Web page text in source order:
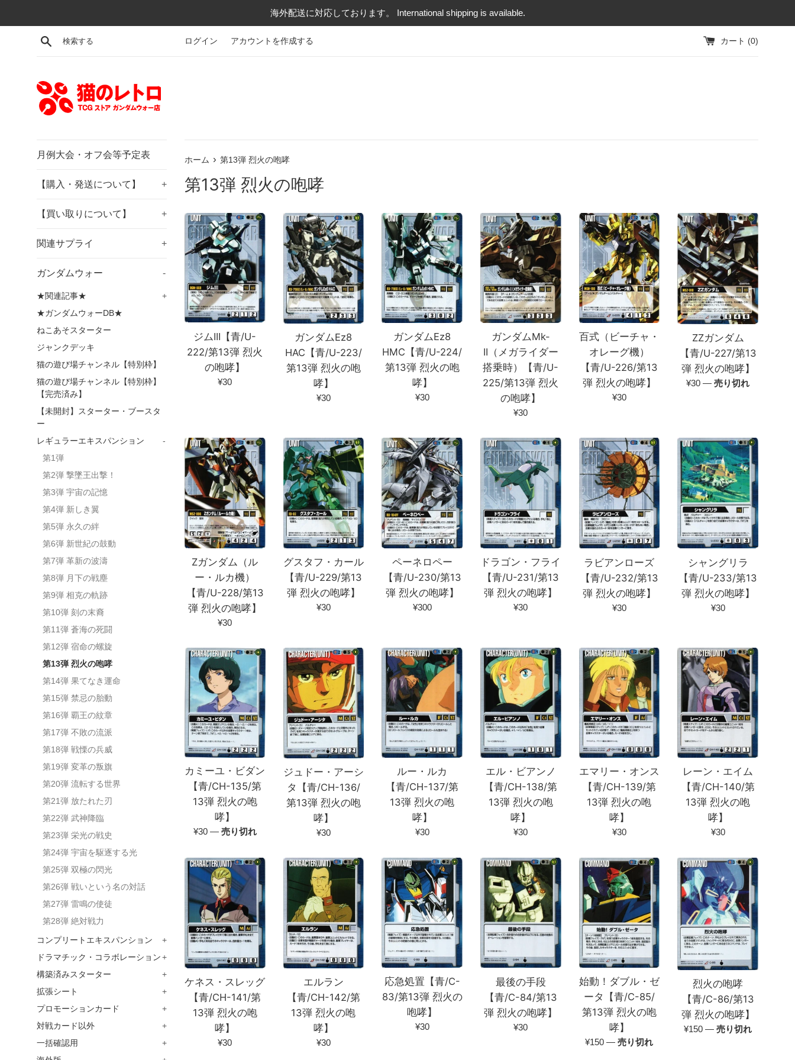
海外配送に対応しております。 International shipping is available.
検索する ログイン アカウントを作成する カート (0)
月例大会・オフ会等予定表
【購入・発送について】 +
【買い取りについて】 +
関連サプライ +
ガンダムウォー -
★関連記事★
+
★ガンダムウォーDB★
ねこあそスターター
ジャンクデッキ
猫の遊び場チャンネル【特別枠】
猫の遊び場チャンネル【特別枠】
【完売済み】
【未開封】スターター・ブースタ
ー
レギュラーエキスパンション
-
第1弾
第2弾 撃墜王出撃！
第3弾 宇宙の記憶
第4弾 新しき翼
第5弾 永久の絆
第6弾 新世紀の鼓動
第7弾 革新の波濤
第8弾 月下の戦塵
第9弾 相克の軌跡
第10弾 刻の末裔
第11弾 蒼海の死闘
第12弾 宿命の螺旋
第13弾 烈火の咆哮
第14弾 果てなき運命
第15弾 禁忌の胎動
第16弾 覇王の紋章
第17弾 不敗の流派
第18弾 戦慄の兵威
第19弾 変革の叛旗
第20弾 流転する世界
第21弾 放たれた刃
第22弾 武神降臨
第23弾 栄光の戦史
第24弾 宇宙を駆逐する光
第25弾 双極の閃光
第26弾 戦いという名の対話
第27弾 雷鳴の使徒
第28弾 絶対戦力
コンプリートエキスパンション
+
ドラマチック・コラボレーション +
構築済みスターター
+
拡張シート
+
プロモーションカード
+
対戦カード以外
+
一括確認用
+
ホーム › 第13弾 烈火の咆哮
第13弾 烈火の咆哮
ジムIII【青/U-
222/第13弾 烈火
の咆哮】
通
¥30
ガンダムEz8
HAC【青/U-223/
第13弾 烈火の咆
哮】
通
格
¥30
ガンダムEz8
HMC【青/U-224/
第13弾 烈火の咆
哮】
通
格
¥30
ガンダムMk-
II（メガライダー
搭乗時）【青/U-
225/第13弾 烈火
の咆哮】
通
価
格
¥30
百式（ビーチャ・
オレーグ機）
【青/U-226/第13
弾 烈火の咆哮】
通
格
¥30
ZZガンダム
【青/U-227/第13
弾 烈火の咆哮】
通
¥30—売り切れ
Zガンダム（ル
ー・ルカ機）
【青/U-228/第13
弾 烈火の咆哮】
通
価
¥30
グスタフ・カール
【青/U-229/第13
弾 烈火の咆哮】
通
格
¥30
ペーネロペー
【青/U-230/第13
弾 烈火の咆哮】
通
格
¥300
ドラゴン・フライ
【青/U-231/第13
弾 烈火の咆哮】
通
格
¥30
ラビアンローズ
【青/U-232/第13
弾 烈火の咆哮】
通
格
¥30
シャングリラ
【青/U-233/第13
弾 烈火の咆哮】
通
格
¥30
カミーユ・ビダン
【青/CH-135/第
13弾 烈火の咆
哮】
通
価
格
¥30 — 売り切れ
ジュドー・アーシ
タ【青/CH-136/
第13弾 烈火の咆
哮】
通
価
格
¥30
ルー・ルカ
【青/CH-137/第
13弾 烈火の咆
哮】
通
価
格
¥30
エル・ビアンノ
【青/CH-138/第
13弾 烈火の咆
哮】
通
価
格
¥30
エマリー・オンス
【青/CH-139/第
13弾 烈火の咆
哮】
通
価
格
¥30
レーン・エイム
【青/CH-140/第
13弾 烈火の咆
哮】
通
価
格
¥30
ケネス・スレッグ
【青/CH-141/第
13弾 烈火の咆
哮】
通
¥30
エルラン
【青/CH-142/第
13弾 烈火の咆
哮】
通
¥30
応急処置【青/C-
83/第13弾 烈火の
咆哮】
通
¥30
最後の手段
【青/C-84/第13
弾 烈火の咆哮】
通
¥30
始動！ダブル・ゼ
ータ【青/C-85/
第13弾 烈火の咆
哮】
通
¥150—売り切れ
烈火の咆哮
【青/C-86/第13
弾 烈火の咆哮】
通
¥150—売り切れ